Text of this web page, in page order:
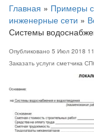
Главная » Примеры
инженерные сети »
Системы
Опубликовано 5 Июл 2018
Заказать услуги сметчика